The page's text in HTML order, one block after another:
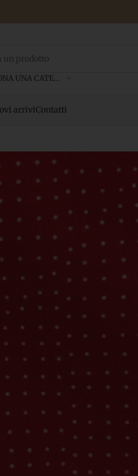
SELEZIONA UNA CATEGORIA
arriviContatti
per transazioni